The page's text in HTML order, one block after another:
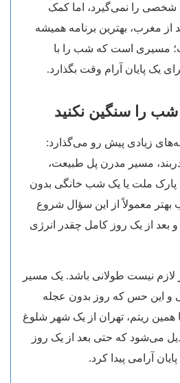
شخصی را نمی‌گیرد، اما کمک
از مغرب، بهترین برنامه همیشه
مسیری است که شب را با
یک پایان آرام وقت بگذارد.
را سنگین نکنید
زیادی پیش رو می‌گذارد:
مسیر مدرن پل طبیعت،
پارک ملت یا یک شب خانگی بدون
بهتر معمولاً از این سؤال شروع
بعد از یک روز کامل چقدر انرژی
نیست طولانی باشد. یک مسیر
این حس که روز بدون عجله
ریتم، تهران از یک شهر شلوغ
می‌شود که حتی بعد از یک روز
آرامی پیدا کرد.